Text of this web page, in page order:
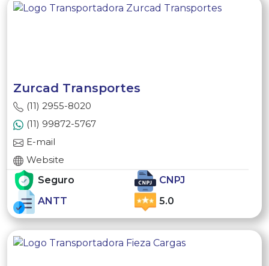
Zurcad Transportes
(11) 2955-8020
(11) 99872-5767
E-mail
Website
Seguro
CNPJ
ANTT
5.0